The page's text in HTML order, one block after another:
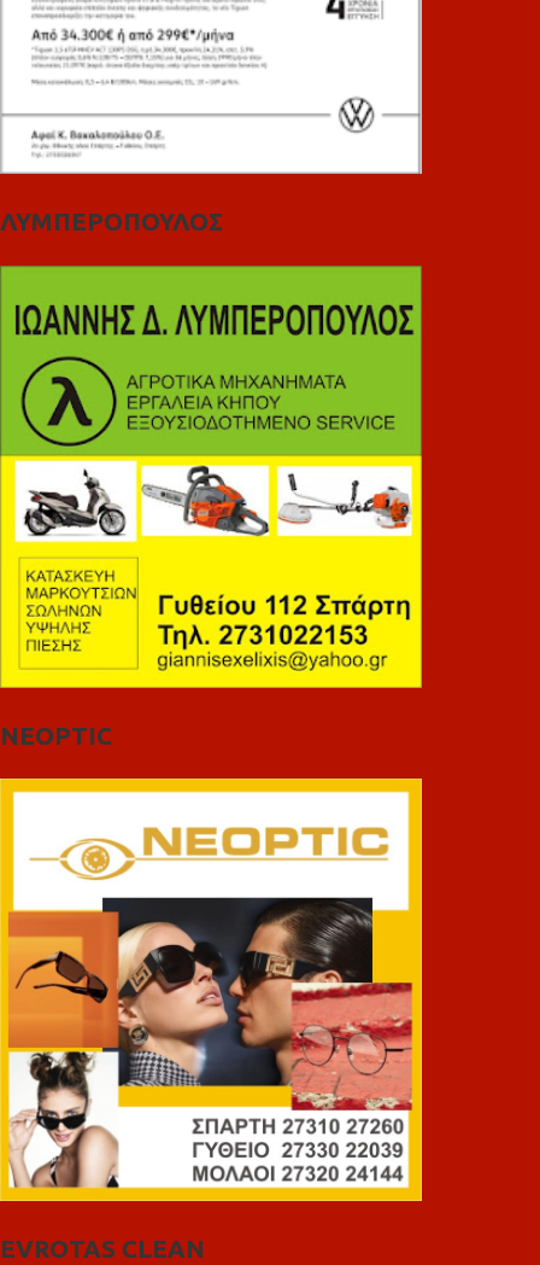
ΛΥΜΠΕΡΟΠΟΥΛΟΣ
NEOPTIC
EVROTAS CLEAN